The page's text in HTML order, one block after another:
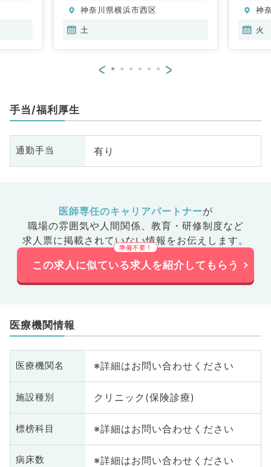
神奈川県横浜市西区
土
神
火
< >
手当/福利厚生
通勤手当 有り
医師専任のキャリアパートナーが
職場の雰囲気や人間関係、 教育・研修制度など
求人票に掲載されていない情報をお伝えします。
この求人に似ている求人を紹介してもらう
医療機関情報
医療機関名 ※詳細はお問い合わせください
施設種別 クリニック(保険診療)
標榜科目 ※詳細はお問い合わせください
病床数 ※詳細はお問い合わせください